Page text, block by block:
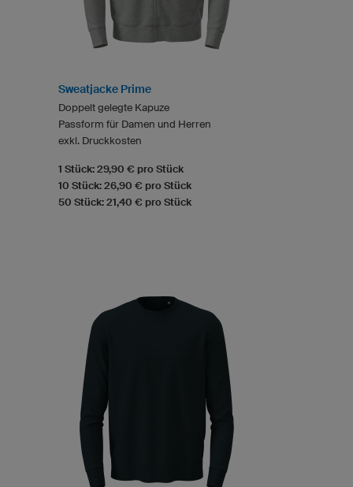
Sweatjacke Prime
Doppelt gelegte Kapuze
Passform für Damen und Herren
exkl. Druckkosten
1 Stück: 29,90 € pro Stück
10 Stück: 26,90 € pro Stück
50 Stück: 21,40 € pro Stück